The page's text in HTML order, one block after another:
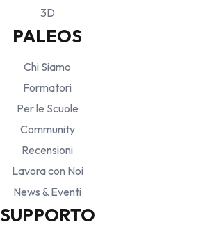
3D
PALEOS
Chi Siamo
Formatori
Per le Scuole
Community
Recensioni
Lavora con Noi
News & Eventi
SUPPORTO